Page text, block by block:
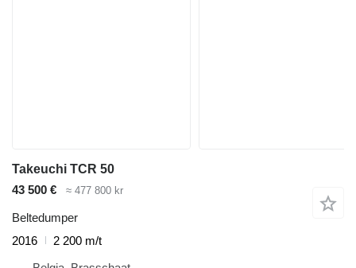
Takeuchi TCR 50
43 500 €
≈ 477 800 kr
Beltedumper
2016
2 200 m/t